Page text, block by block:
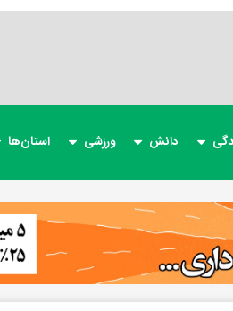
دانش ورزشی استان‌ها